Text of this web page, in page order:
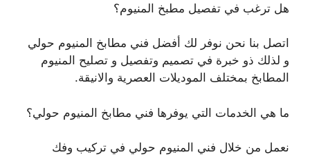
هل ترغب في تفصيل مطبخ المنيوم؟
اتصل بنا نحن نوفر لك أفضل فني مطابخ المنيوم حولي
و لذلك ذو خبرة في تصميم وتفصيل و تصليح المنيوم
المطابخ بمختلف الموديلات العصرية والانيقة.
ما هي الخدمات التي يوفرها فني مطابخ المنيوم حولي؟
نعمل من خلال فني المنيوم حولي في تركيب وفك